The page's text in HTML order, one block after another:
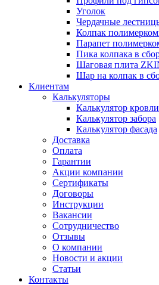
Уголок
Чердачные
Колпак
Парапет
Пика колпака в
Шаговая плита
Шар на колпак в
Клиентам
Калькуляторы
Калькулятор кровли
Калькулятор забора
Калькулятор фасада
Доставка
Оплата
Гарантии
Акции компании
Сертификаты
Договоры
Инструкции
Вакансии
Сотрудничество
Отзывы
О компании
Новости и акции
Статьи
Контакты